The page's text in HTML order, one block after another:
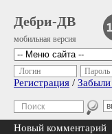
Дебри-ДВ
мобильная версия
Логин Пароль
Регистрация / Забыли
Новый комментарий